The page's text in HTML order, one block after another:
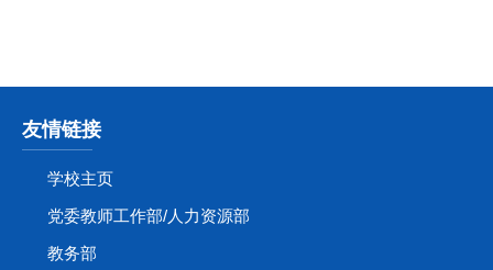
友情链接
学校主页
党委教师工作部/人力资源部
教务部